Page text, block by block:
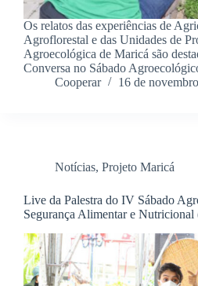
Os relatos das experiências de
Agroflorestal e das Unidades de
Agroecológica de Maricá são
Conversa no Sábado
Cooperar
16 de
Notícias, Projeto Maricá
Live da Palestra do IV Sábado
Segurança Alimentar e